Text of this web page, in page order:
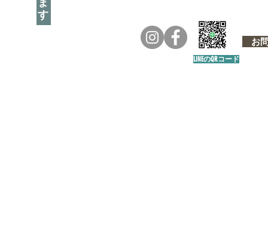
お
LINEのQRコード